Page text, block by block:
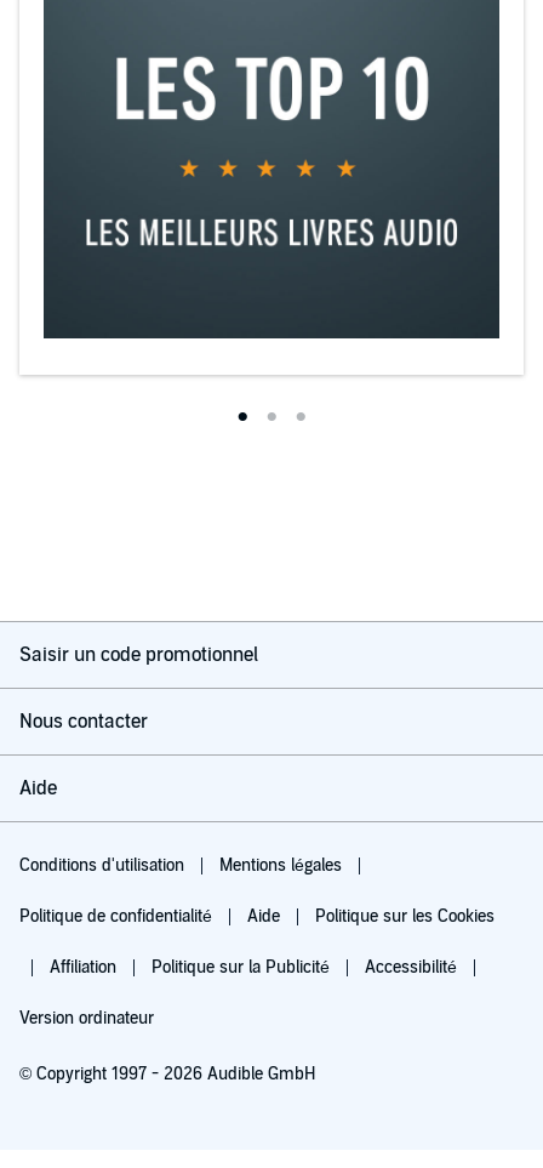
Saisir un code promotionnel
Nous contacter
Aide
Conditions d'utilisation Mentions légales
Politique de confidentialité Aide Politique sur les Cookies
Affiliation Politique sur la Publicité Accessibilité
Version ordinateur
© Copyright 1997 - 2026 Audible GmbH